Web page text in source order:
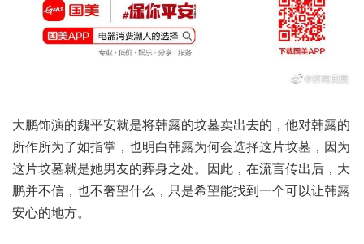
大鹏饰演的魏平安就是将韩露的坟墓卖出去的，他对韩露的
所作所为了如指掌，也明白韩露为何会选择这片坟墓，因为
这片坟墓就是她男友的葬身之处。因此，在流言传出后，大
鹏并不信，也不奢望什么，只是希望能找到一个可以让韩露
安心的地方。